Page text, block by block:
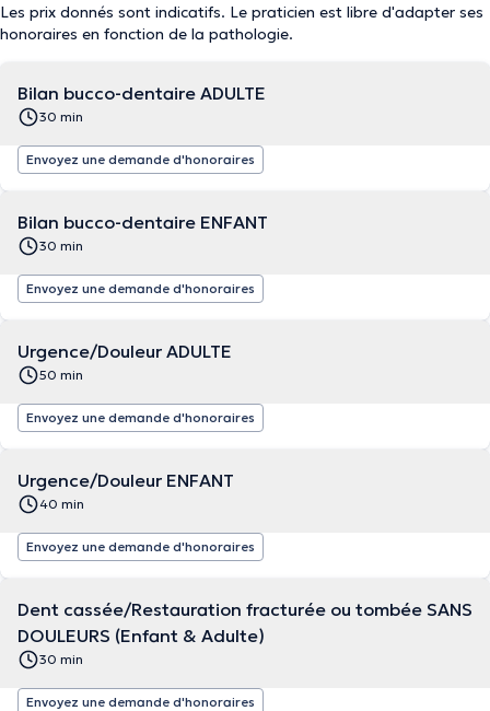
Les prix donnés sont indicatifs. Le praticien est libre d'adapter ses
honoraires en fonction de la pathologie.
Bilan bucco-dentaire ADULTE
30 min
Envoyez une demande d'honoraires
Bilan bucco-dentaire ENFANT
30 min
Envoyez une demande d'honoraires
Urgence/Douleur ADULTE
50 min
Envoyez une demande d'honoraires
Urgence/Douleur ENFANT
40 min
Envoyez une demande d'honoraires
Dent cassée/Restauration fracturée ou tombée SANS
DOULEURS (Enfant & Adulte)
30 min
Envoyez une demande d'honoraires